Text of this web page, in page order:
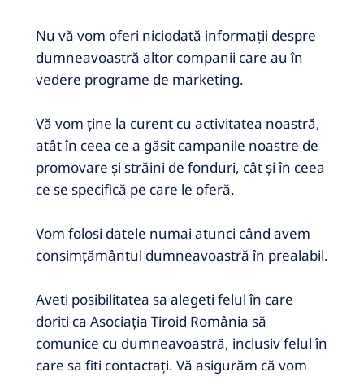
Nu vă vom oferi niciodată informații despre
dumneavoastră altor companii care au în
vedere programe de marketing.
Vă vom ține la curent cu activitatea noastră,
atât în ​​​​ceea ce a găsit campanile noastre de
promovare și străini de fonduri, cât și în ceea
ce se specifică pe care le oferă.
Vom folosi datele numai atunci când avem
consimțământul dumneavoastră în prealabil.
Aveti posibilitatea sa alegeti felul în care
doriti ca Asociația Tiroid România să
comunice cu dumneavoastră, inclusiv felul în
care sa fiti contactați. Vă asigurăm că vom